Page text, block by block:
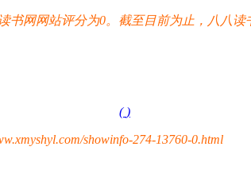
网网站评分为0。截至目前为止，八八
( )
showinfo-274-13760-0.html